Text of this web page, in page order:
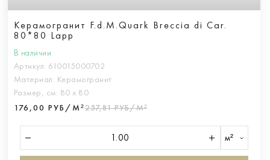
Керамогранит F.d.M.Quark Breccia di Car.
80*80 Lapp
В наличии
Артикул: 610015000702
Материал: Керамогранит
Размер, см: 80 х 80
176,00 РУБ/М²257,81 РУБ/М²
м²